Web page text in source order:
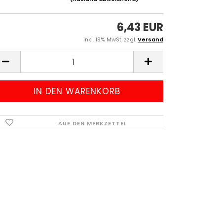
6,43 EUR
inkl. 19% MwSt. zzgl.Versand
AUF DEN MERKZETTEL